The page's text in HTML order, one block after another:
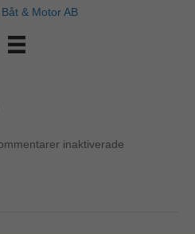
inaktiverade